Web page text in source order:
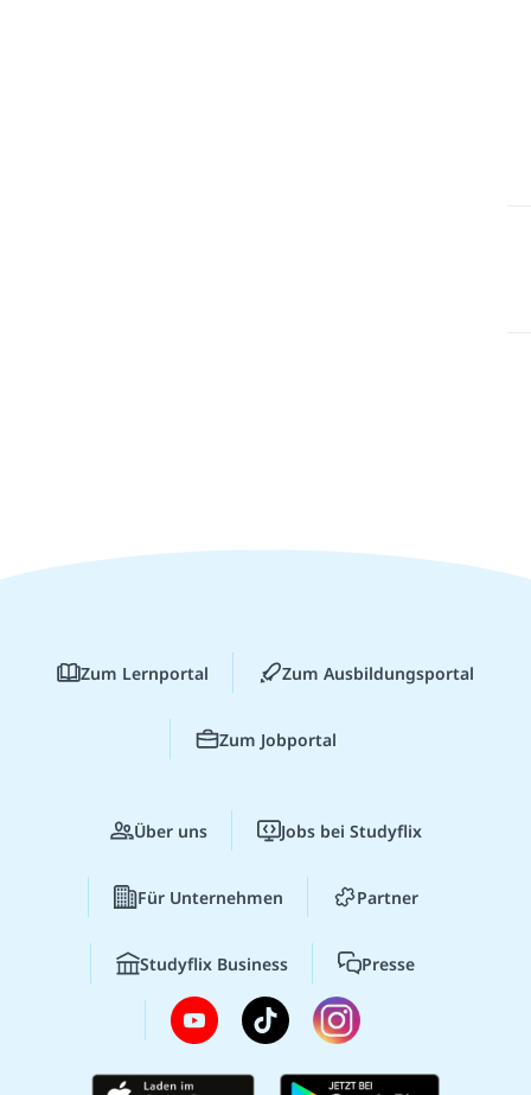
Zum Lernportal Zum Ausbildungsportal
Zum Jobportal
Über uns Jobs bei Studyflix
Für Unternehmen Partner
Studyflix Business Presse